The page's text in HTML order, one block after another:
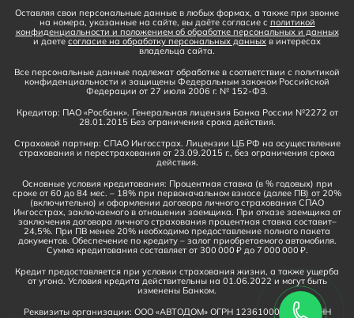
Оставляя свои персональные данные в любых формах, а также при звонке
на номера, указанные на сайте, вы даёте согласие с политикой
конфиденциальности и положением об обработке персональных и данных
и даете согласие на обработку персональных данных в интересах
владельца сайта.
Все персональные данные подлежат обработке в соответствии с политикой
конфиденциальности и защищены Федеральным законом Российской
Федерации от 27 июля 2006 г. № 152-ФЗ.
Кредитор: ПАО «Росбанк». Генеральная лицензия Банка России №2272 от
28.01.2015 Без ограничения срока действия.
Страховой партнер: СПАО Ингосстрах. Лицензии ЦБ РФ на осуществление
страхования и перестрахования от 23.09.2015 г., без ограничения срока
действия.
Основные условия кредитования: Процентная ставка (в % годовых) при
сроке от 60 до 84 мес. – 18% при первоначальном взносе (далее ПВ) от 20%
(включительно) и оформлении договора личного страхования СПАО
Ингосстрах, заключаемого в отношении заемщика. При отказе заемщика от
заключения договора личного страхования процентная ставка составит–
24,5%. При ПВ менее 20% необходимо предоставление полного пакета
документов. Обеспечение по кредиту – залог приобретаемого автомобиля.
Сумма кредитования составляет от 300 000 ₽ до 7 000 000 ₽.
Кредит предоставляется при условии страхования жизни, а также ущерба
от угона. Условия кредита действительны на 01.06.2022 и могут быть
изменены Банком.
Реквизиты организации: ООО «АВТОДОМ» ОГРН 1236100016910, ИНН